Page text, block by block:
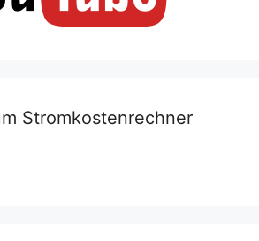
Stromkostenrechner